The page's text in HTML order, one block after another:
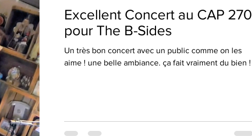
Excellent Concert au CAP 270
pour The B-Sides
Un très bon concert avec un public comme on les
aime ! une belle ambiance. ça fait vraiment du bien !